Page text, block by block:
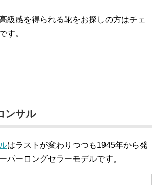
級感を得られる靴をお探しの方はチェ
す。
サル
はラストが変わりつつも1945年から発
パーロングセラーモデルです。